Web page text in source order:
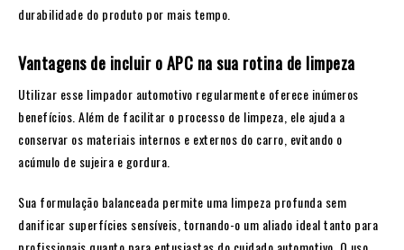
durabilidade do produto por mais tempo.
Vantagens de incluir o APC na sua rotina de limpeza
Utilizar esse limpador automotivo regularmente oferece inúmeros
benefícios. Além de facilitar o processo de limpeza, ele ajuda a
conservar os materiais internos e externos do carro, evitando o
acúmulo de sujeira e gordura.
Sua formulação balanceada permite uma limpeza profunda sem
danificar superfícies sensíveis, tornando-o um aliado ideal tanto para